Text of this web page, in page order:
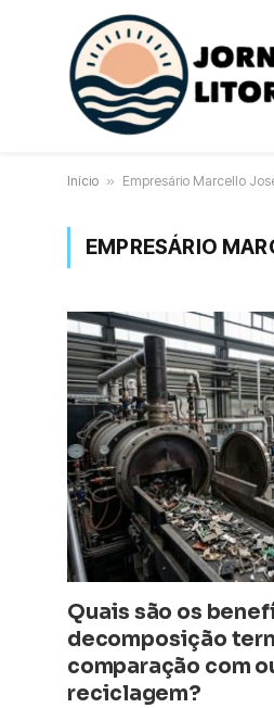
Início » Empresário Marcello
EMPRESÁRIO
Quais são os
decomposição
comparação com
reciclagem?